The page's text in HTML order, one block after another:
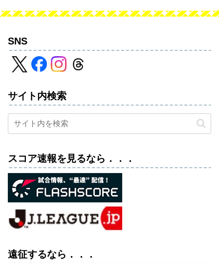
SNS
サイト内検索
スコア速報を見るなら．．．
遠征するなら．．．